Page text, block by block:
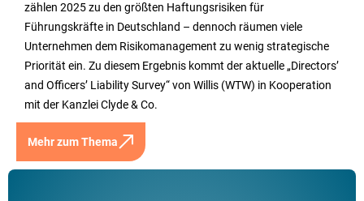
zählen 2025 zu den größten Haftungsrisiken für
Führungskräfte in Deutschland – dennoch räumen viele
Unternehmen dem Risikomanagement zu wenig strategische
Priorität ein. Zu diesem Ergebnis kommt der aktuelle „Directors’
and Officers’ Liability Survey“ von Willis (WTW) in Kooperation
mit der Kanzlei Clyde & Co.
Mehr zum Thema